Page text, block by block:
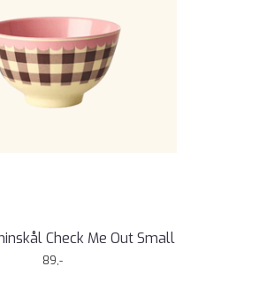
Check Me Out Small
89,-